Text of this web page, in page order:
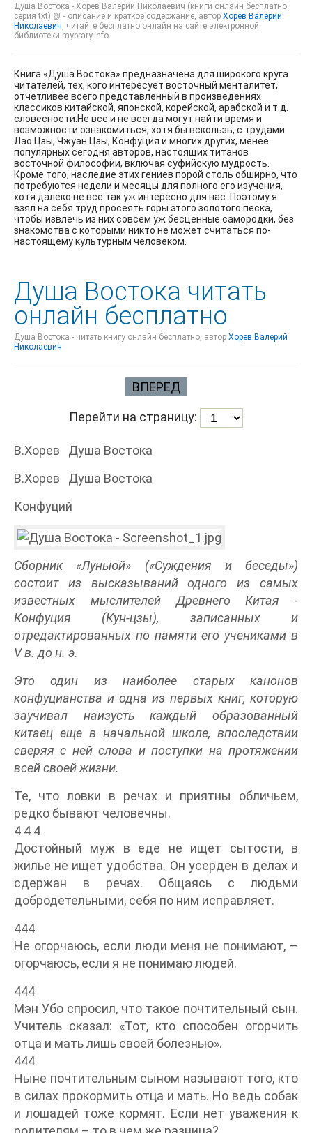
Душа Востока - Хорев Валерий Николаевич (книги онлайн бесплатно
серия txt) 📗 - описание и краткое содержание, автор Хорев Валерий
Николаевич , читайте бесплатно онлайн на сайте электронной
библиотеки mybrary.info
Книга «Душа Востока» предназначена для широкого круга
читателей, тех, кого интересует восточный менталитет,
отчетливее всего представленный в произведениях
классиков китайской, японской, корейской, арабской и т.д.
словесности.Не все и не всегда могут найти время и
возможности ознакомиться, хотя бы вскользь, с трудами
Лао Цзы, Чжуан Цзы, Конфуция и многих других, менее
популярных сегодня авторов, настоящих титанов
восточной философии, включая суфийскую мудрость.
Кроме того, наследие этих гениев порой столь обширно, что
потребуются недели и месяцы для полного его изучения,
хотя далеко не всё так уж интересно для нас. Поэтому я
взял на себя труд просеять горы этого золотого песка,
чтобы извлечь из них совсем уж бесценные самородки, без
знакомства с которыми никто не может считаться по-
настоящему культурным человеком.
Душа Востока читать
онлайн бесплатно
Душа Востока - читать книгу онлайн бесплатно, автор Хорев Валерий
Николаевич
ВПЕРЕД
Перейти на страницу:
В.Хорев Душа Востока
В.Хорев Душа Востока
Конфуций
Сборник «Луньюй» («Суждения и беседы»)
состоит из высказываний одного из самых
известных мыслителей Древнего Китая -
Конфуция (Кун-цзы), записанных и
отредактированных по памяти его учениками в
V в. до н. э.
Это один из наиболее старых канонов
конфуцианства и одна из первых книг, которую
заучивал наизусть каждый образованный
китаец еще в начальной школе, впоследствии
сверяя с ней слова и поступки на протяжении
всей своей жизни.
Те, что ловки в речах и приятны обличьем,
редко бывают человечны.
4 4 4
Достойный муж в еде не ищет сытости, в
жилье не ищет удобства. Он усерден в делах и
сдержан в речах. Общаясь с людьми
добродетельными, себя по ним исправляет.
444
Не огорчаюсь, если люди меня не понимают, –
огорчаюсь, если я не понимаю людей.
444
Мэн Убо спросил, что такое почтительный сын.
Учитель сказал: «Тот, кто способен огорчить
отца и мать лишь своей болезнью».
444
Ныне почтительным сыном называют того, кто
в силах прокормить отца и мать. Но ведь собак
и лошадей тоже кормят. Если нет уважения к